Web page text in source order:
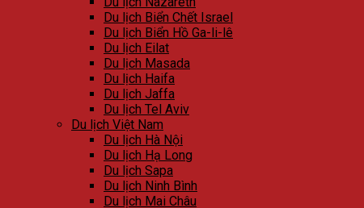
Du lịch Biển Chết Israel
Du lịch Biển Hồ Ga-li-lê
Du lịch Eilat
Du lịch Masada
Du lịch Haifa
Du lịch Jaffa
Du lịch Tel Aviv
Du lịch Việt Nam
Du lịch Hà Nội
Du lịch Hạ Long
Du lịch Sapa
Du lịch Ninh Bình
Du lịch Mai Châu